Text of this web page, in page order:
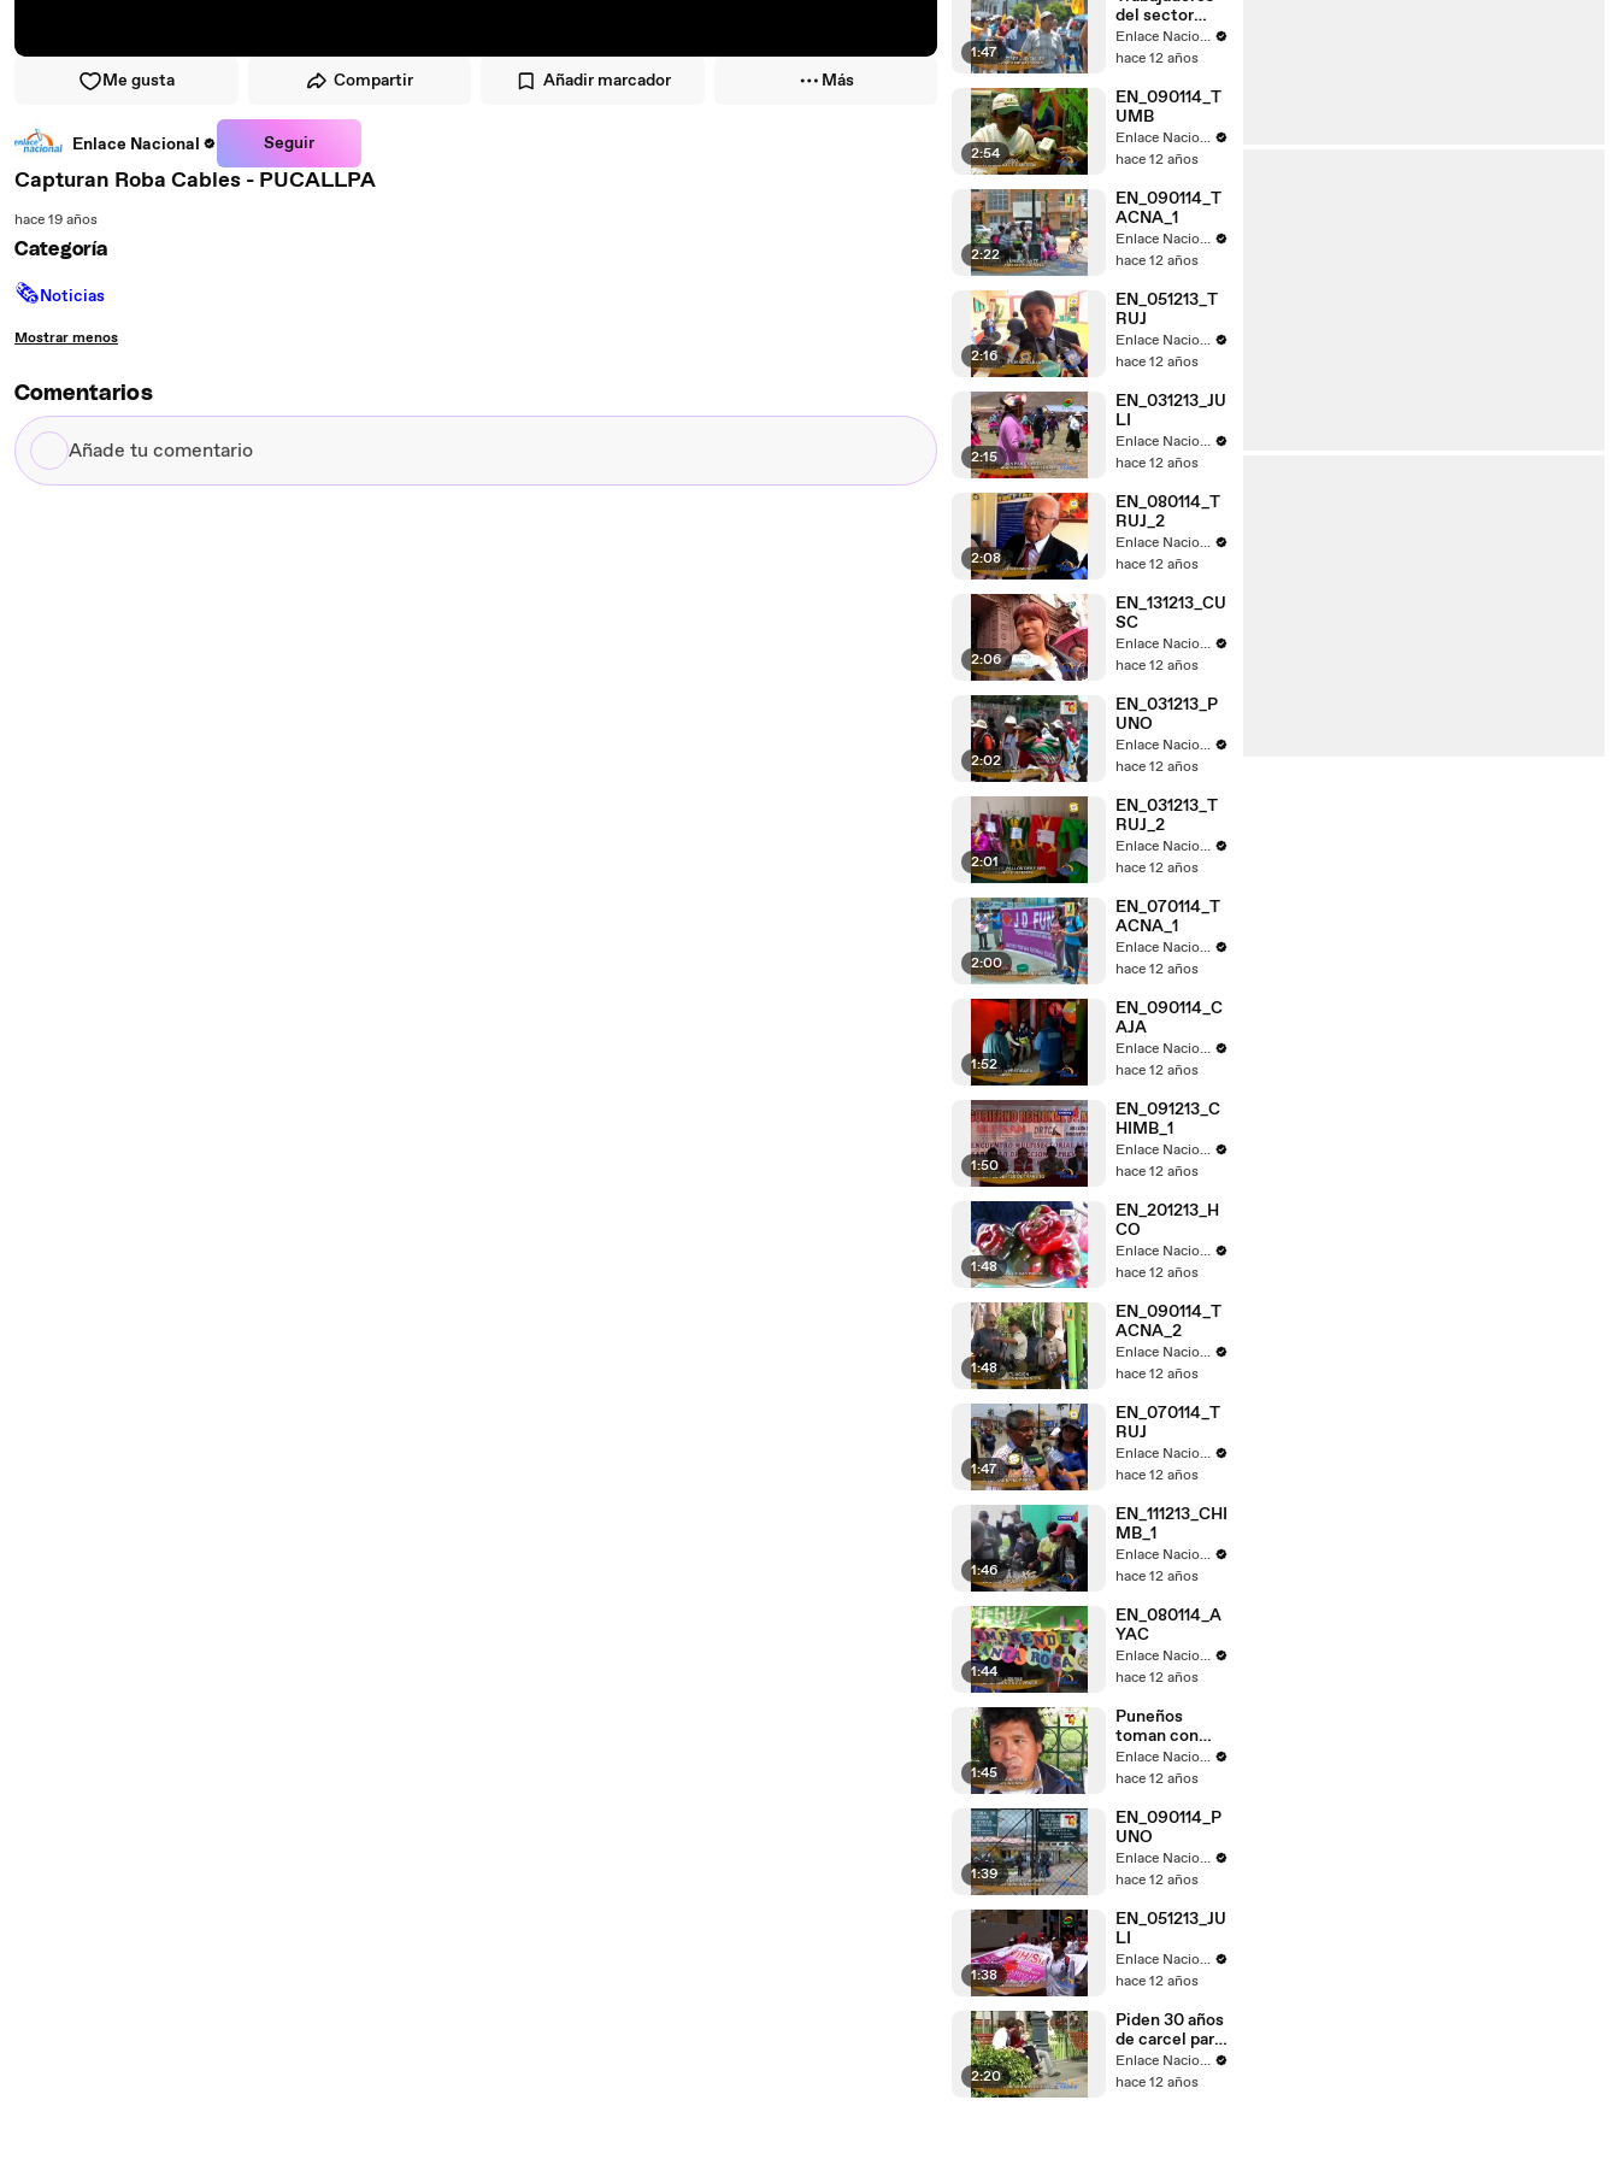
Me gusta Compartir Añadir marcador Más
Enlace Nacional Seguir
Capturan Roba Cables - PUCALLPA
hace 19 años
Categoría
🗞Noticias
Mostrar menos
Comentarios
Añade
tu
1:47
del sector
judicial de
Tacna acatan
Enlace Nacional
hace 12 años
2:54
EN_090114_T
UMB
Enlace Nacional
hace 12 años
2:22
EN_090114_T
ACNA_1
Enlace Nacional
hace 12 años
2:16
EN_051213_T
RUJ
Enlace Nacional
hace 12 años
2:15
EN_031213_JU
LI
Enlace Nacional
hace 12 años
2:08
EN_080114_T
RUJ_2
Enlace Nacional
hace 12 años
2:06
EN_131213_CU
SC
Enlace Nacional
hace 12 años
2:02
EN_031213_P
UNO
Enlace Nacional
hace 12 años
2:01
EN_031213_T
RUJ_2
Enlace Nacional
hace 12 años
2:00
EN_070114_T
ACNA_1
Enlace Nacional
hace 12 años
1:52
EN_090114_C
AJA
Enlace Nacional
hace 12 años
1:50
EN_091213_C
HIMB_1
Enlace Nacional
hace 12 años
1:48
EN_201213_H
CO
Enlace Nacional
hace 12 años
1:48
EN_090114_T
ACNA_2
Enlace Nacional
hace 12 años
1:47
EN_070114_T
RUJ
Enlace Nacional
hace 12 años
1:46
EN_111213_CHI
MB_1
Enlace Nacional
hace 12 años
1:44
EN_080114_A
YAC
Enlace Nacional
hace 12 años
1:45
Puneños
toman con
calma fallo de
La Haya
Enlace Nacional
hace 12 años
1:39
EN_090114_P
UNO
Enlace Nacional
hace 12 años
1:38
EN_051213_JU
LI
Enlace Nacional
hace 12 años
2:20
Piden 30 años
de carcel para
Gregorio
Santos
Enlace Nacional
hace 12 años